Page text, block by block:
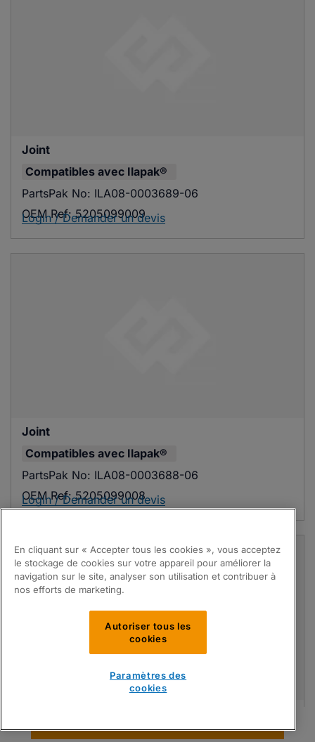
Joint
Compatibles avec Ilapak®
PartsPak No: ILA08-0003689-06
OEM Ref: 5205099009
Login / Demander un devis
Joint
Compatibles avec Ilapak®
PartsPak No: ILA08-0003688-06
OEM Ref: 5205099008
Login / Demander un devis
Compatibles avecHayssen®
En cliquant sur « Accepter tous les cookies », vous acceptez
le stockage de cookies sur votre appareil pour améliorer la
navigation sur le site, analyser son utilisation et contribuer à
nos efforts de marketing.
Autoriser tous les
cookies
Paramètres des
cookies